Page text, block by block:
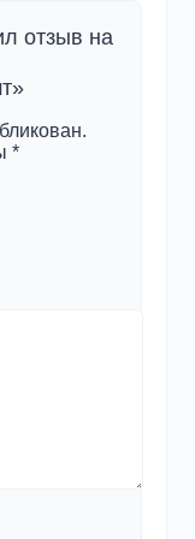
отзыв на
*